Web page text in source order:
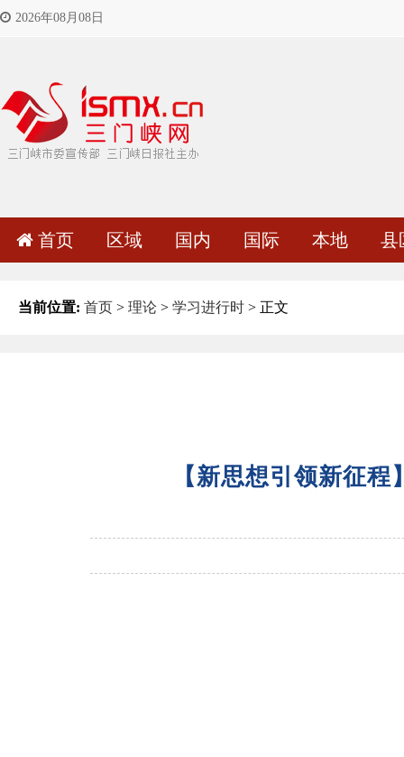
2026年08月08日
首页 区域 国内 国际 本地 县
当前位置: 首页 > 理论 > 学习进行时 > 正文
【新思想引领新征